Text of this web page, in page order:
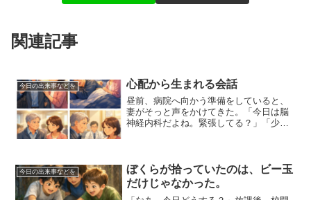
関連記事
今日の出来事などを 心配から生まれる会話
昼前、病院へ向かう準備をしていると、
妻がそっと声をかけてきた。「今日は脳
神経内科だよね。緊張してる？」「少し
いることに気づいたのは妻...
今日の出来事などを
ぼくらが拾っていたのは、ビー玉
だけじゃなかった。